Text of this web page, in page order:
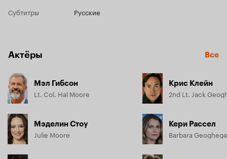
Субтитры
Русские
Актёры Все
Мэл Гибсон
Lt. Col. Hal Moore
Мэделин Стоу
Julie Moore
Крис Клейн
2nd Lt. Jack
Кери Рассел
Barbara